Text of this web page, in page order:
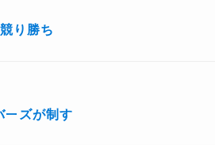
り勝ち
ーズが制す